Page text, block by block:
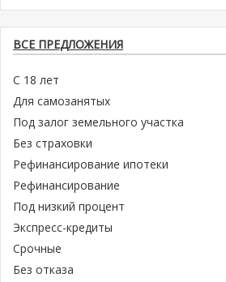
ВСЕ ПРЕДЛОЖЕНИЯ
С 18 лет
Для самозанятых
Под залог земельного участка
Без страховки
Рефинансирование ипотеки
Рефинансирование
Под низкий процент
Экспресс-кредиты
Срочные
Без отказа